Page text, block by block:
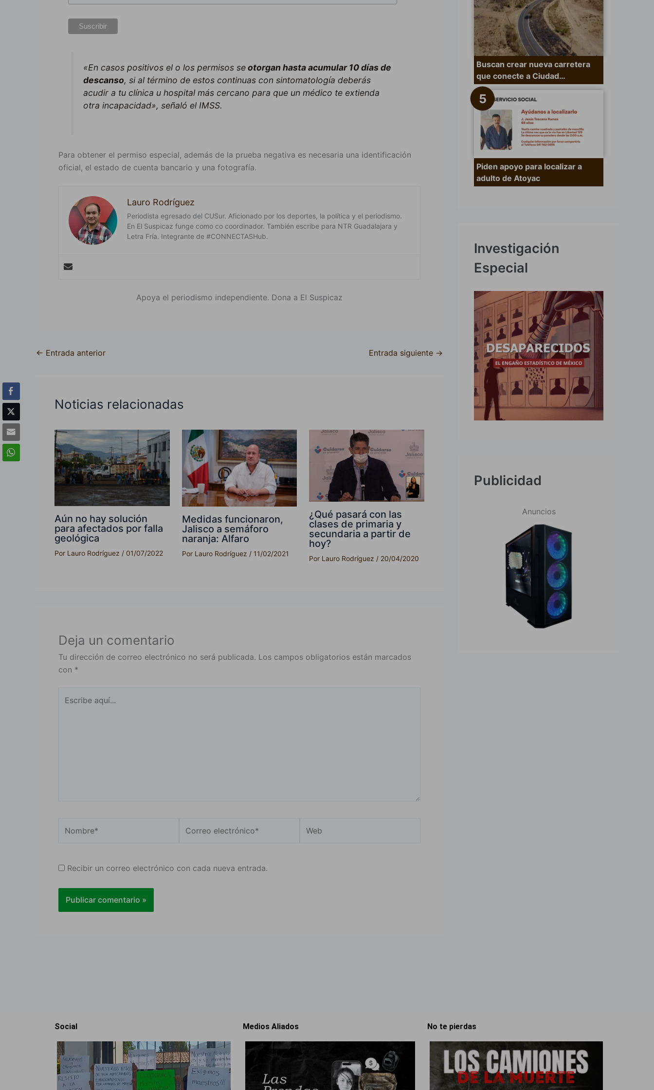
«En casos positivos el o los permisos seotorgan hasta acumular 10 días de
descanso, si al término de estos continuas con sintomatología deberás
acudir a tu clínica u hospital más cercano para que un médico te extienda
otra incapacidad», señaló el IMSS.
Para obtener el permiso especial, además de la prueba negativa es necesaria una identificación
oficial, el estado de cuenta bancario y una fotografía.
Lauro Rodríguez
Periodista egresado del CUSur. Aficionado por los deportes, la política y el periodismo.
En El Suspicaz funge como co coordinador. También escribe para NTR Guadalajara y
Letra Fría. Integrante de #CONNECTASHub.
Apoya el periodismo independiente. Dona a El Suspicaz
← Entrada anterior Entrada siguiente →
Noticias relacionadas
Aún no hay solución
para afectados por falla
geológica
Por Lauro Rodríguez / 01/07/2022
Medidas funcionaron,
Jalisco a semáforo
naranja: Alfaro
Por Lauro Rodríguez / 11/02/2021
¿Qué pasará con las
clases de primaria y
secundaria a partir de
hoy?
Por Lauro Rodríguez / 20/04/2020
Deja un comentario
Tu dirección de correo electrónico no será publicada. Los campos obligatorios están marcados
con *
aquí...
electrónico*
Recibir un correo electrónico con cada nueva entrada.
Buscan crear nueva carretera
que conecte a Ciudad…
Piden apoyo para localizar a
adulto de Atoyac
Investigación
Especial
Publicidad
Anuncios
Social Medios Aliados No te pierdas